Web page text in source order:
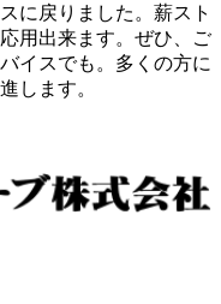
に戻りました。 薪スト
用出来ます。ぜひ、ご
イスでも。多くの方に
します。